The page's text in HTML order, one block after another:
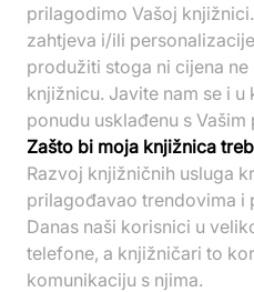
prilagodimo Vašoj
zahtjeva i/ili
produžiti stoga ni cijena
knjižnicu. Javite nam se i
ponudu usklađenu s
Zašto bi moja knjižnica
Razvoj knjižničnih usluga
prilagođavao trendovima i
Danas naši korisnici u
telefone, a knjižničari to
komunikaciju s njima.